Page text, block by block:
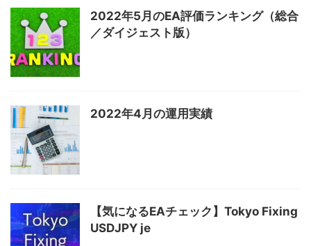
2022年5月のEA評価ランキング（総合
／ダイジェスト版）
2022年4月の運用実績
【気になるEAチェック】Tokyo Fixing
USDJPY je